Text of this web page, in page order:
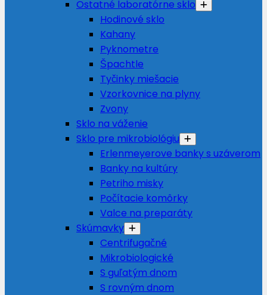
Ostatné laboratórne sklo
Hodinové sklo
Kahany
Pyknometre
Špachtle
Tyčinky miešacie
Vzorkovnice na plyny
Zvony
Sklo na váženie
Sklo pre mikrobiológiu
Erlenmeyerove banky s uzáverom
Banky na kultúry
Petriho misky
Počítacie komôrky
Valce na preparáty
Skúmavky
Centrifugačné
Mikrobiologické
S guľatým dnom
S rovným dnom